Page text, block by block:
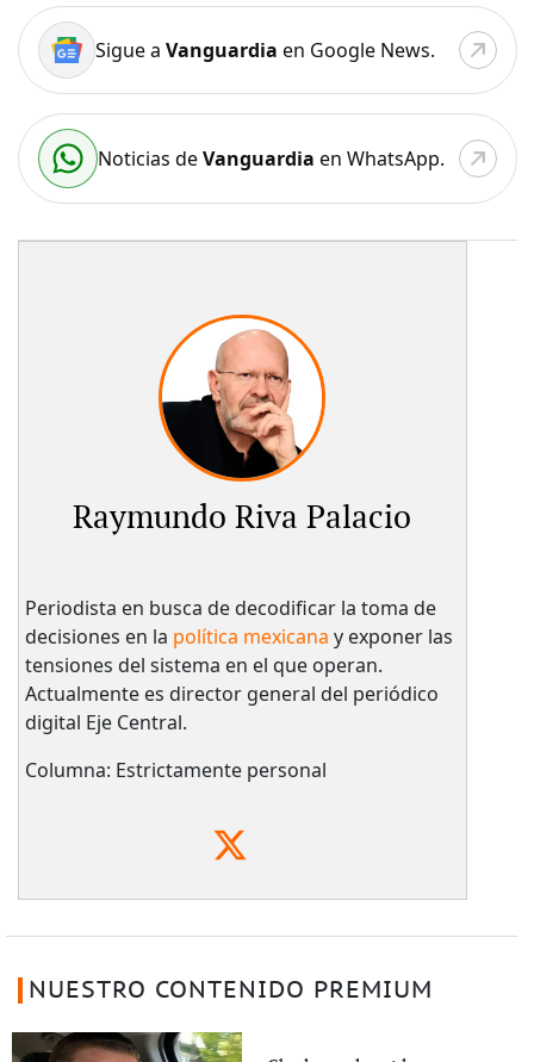
Sigue a Vanguardia en Google News.
Noticias deVanguardia en WhatsApp.
Raymundo Riva Palacio
Periodista en busca de decodificar la toma de
decisiones en la política mexicana y exponer las
tensiones del sistema en el que operan.
Actualmente es director general del periódico
digital Eje Central.
Columna: Estrictamente personal
NUESTRO CONTENIDO PREMIUM